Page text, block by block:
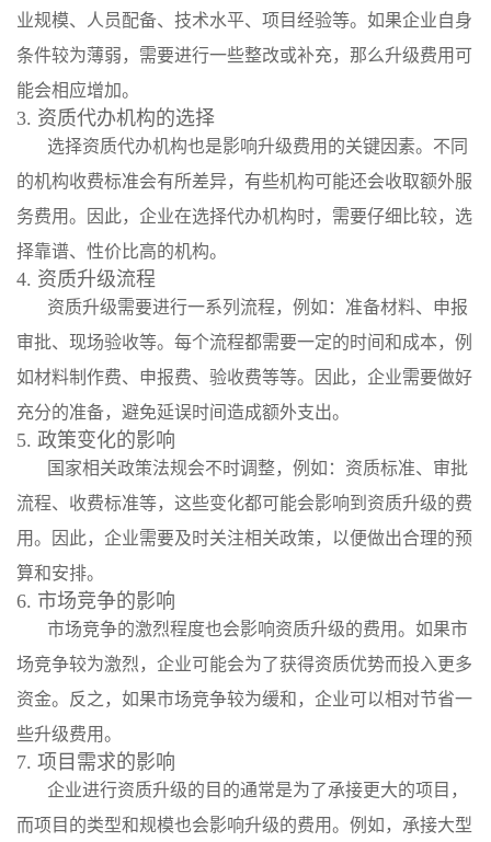
业规模、人员配备、技术水平、项目经验等。如果企业自身
条件较为薄弱，需要进行一些整改或补充，那么升级费用可
能会相应增加。
3. 资质代办机构的选择
选择资质代办机构也是影响升级费用的关键因素。不同
的机构收费标准会有所差异，有些机构可能还会收取额外服
务费用。因此，企业在选择代办机构时，需要仔细比较，选
择靠谱、性价比高的机构。
4. 资质升级流程
资质升级需要进行一系列流程，例如：准备材料、申报
审批、现场验收等。每个流程都需要一定的时间和成本，例
如材料制作费、申报费、验收费等等。因此，企业需要做好
充分的准备，避免延误时间造成额外支出。
5. 政策变化的影响
国家相关政策法规会不时调整，例如：资质标准、审批
流程、收费标准等，这些变化都可能会影响到资质升级的费
用。因此，企业需要及时关注相关政策，以便做出合理的预
算和安排。
6. 市场竞争的影响
市场竞争的激烈程度也会影响资质升级的费用。如果市
场竞争较为激烈，企业可能会为了获得资质优势而投入更多
资金。反之，如果市场竞争较为缓和，企业可以相对节省一
些升级费用。
7. 项目需求的影响
企业进行资质升级的目的通常是为了承接更大的项目，
而项目的类型和规模也会影响升级的费用。例如，承接大型